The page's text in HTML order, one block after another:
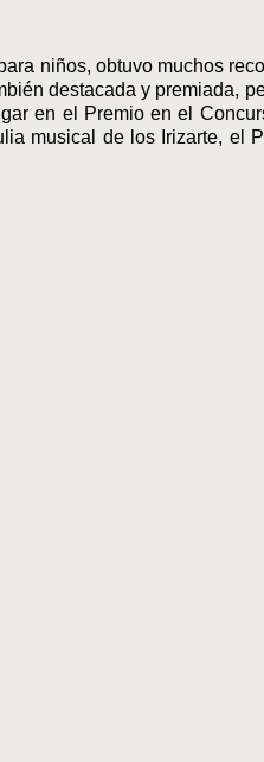
niños, obtuvo muchos
destacada y premiada,
en el Premio en el
musical de los Irizarte,